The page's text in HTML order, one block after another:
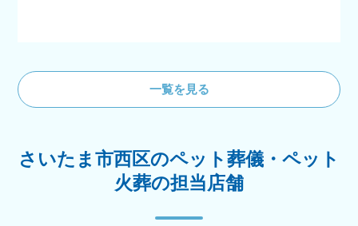
一覧を見る
さいたま市西区のペット葬儀・ペット
火葬の担当店舗